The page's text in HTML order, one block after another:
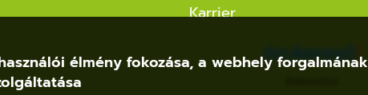
Karrier
élmény fokozása, a webhely forgalmának